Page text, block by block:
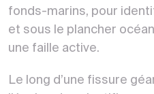
fonds-marins, pour
et sous le plancher
une faille active.
Le long d’une fissure